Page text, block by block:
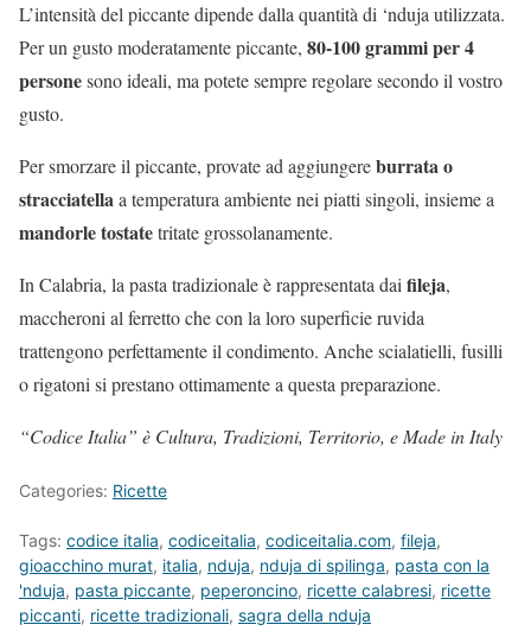
L’intensità del piccante dipende dalla quantità di ‘nduja utilizzata.
Per un gusto moderatamente piccante, 80-100 grammi per 4
personesono ideali, ma potete sempre regolare secondo il vostro
gusto.
Per smorzare il piccante, provate ad aggiungereburrata o
stracciatellaa temperatura ambiente nei piatti singoli, insieme a
mandorle tostatetritate grossolanamente.
In Calabria, la pasta tradizionale è rappresentata daifileja,
maccheroni al ferretto che con la loro superficie ruvida
trattengono perfettamente il condimento. Anche scialatielli, fusilli
o rigatoni si prestano ottimamente a questa preparazione.
“Codice Italia” è Cultura, Tradizioni, Territorio, e Made in Italy
Categories: Ricette
Tags: codice italia, codiceitalia, codiceitalia.com, fileja,
gioacchino murat, italia, nduja, nduja di spilinga, pasta con la
'nduja, pasta piccante, peperoncino, ricette calabresi, ricette
piccanti, ricette tradizionali, sagra della nduja